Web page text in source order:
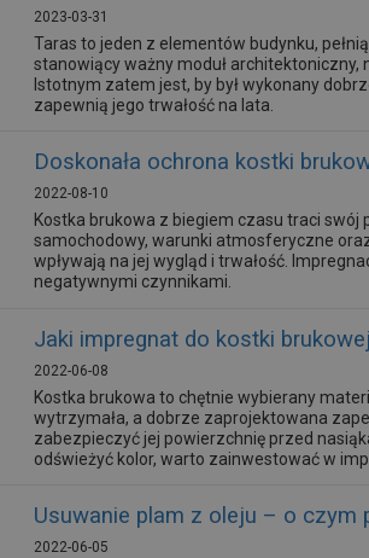
2023-03-31
Taras to jeden z elementów budynku,
stanowiący ważny moduł architektoniczny,
Istotnym zatem jest, by był wykonany
zapewnią jego trwałość na lata.
Doskonała ochrona kostki
2022-08-10
Kostka brukowa z biegiem czasu traci swój
samochodowy, warunki atmosferyczne
wpływają na jej wygląd i trwałość.
negatywnymi czynnikami.
Jaki impregnat do kostki
2022-06-08
Kostka brukowa to chętnie wybierany
wytrzymała, a dobrze zaprojektowana
zabezpieczyć jej powierzchnię przed
odświeżyć kolor, warto zainwestować w
Usuwanie plam z oleju – o czym
2022-06-05